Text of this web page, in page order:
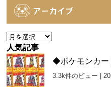
アーカイブ
ア
ー
カ
イ
ブ
人気記事
◆ポケモンカー
3.3k件のビュー |